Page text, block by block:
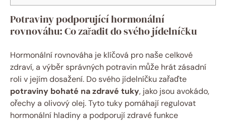
Potraviny podporující hormonální
rovnováhu: Co zařadit do svého jídelníčku
Hormonální rovnováha je klíčová pro naše celkové
zdraví, a výběr správných potravin může hrát zásadní
roli v jejím dosažení. Do svého jídelníčku zařaďte
potraviny bohaté na zdravé tuky, jako jsou avokádo,
ořechy a olivový olej. Tyto tuky pomáhají regulovat
hormonální hladiny a podporují zdravé funkce